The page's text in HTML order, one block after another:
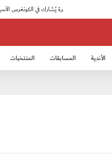
الأندية المسابقات المنتخبات